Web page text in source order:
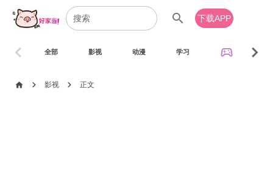
search 下载APP
全部 影视 动漫 学习 sports_esports
chevron_left chevron_right
home chevron_right 影视 chevron_right 正文